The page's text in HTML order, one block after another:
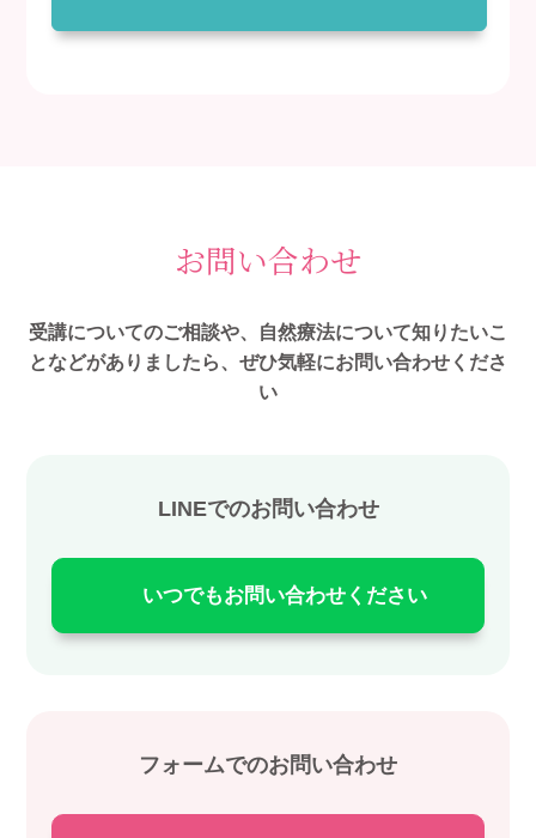
お問い合わせ
受講についてのご相談や、自然療法について知りたいこ
となどがありましたら、ぜひ気軽にお問い合わせくださ
い
LINEでのお問い合わせ
いつでもお問い合わせください
フォームでのお問い合わせ